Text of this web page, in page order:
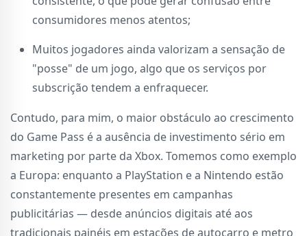
consumidores menos atentos;
Muitos jogadores ainda valorizam a sensação de
"posse" de um jogo, algo que os serviços por
subscrição tendem a enfraquecer.
Contudo, para mim, o maior obstáculo ao crescimento
do Game Pass é a ausência de investimento sério em
marketing por parte da Xbox. Tomemos como exemplo
a Europa: enquanto a PlayStation e a Nintendo estão
constantemente presentes em campanhas
publicitárias — desde anúncios digitais até aos
tradicionais painéis em estações de autocarro e metro